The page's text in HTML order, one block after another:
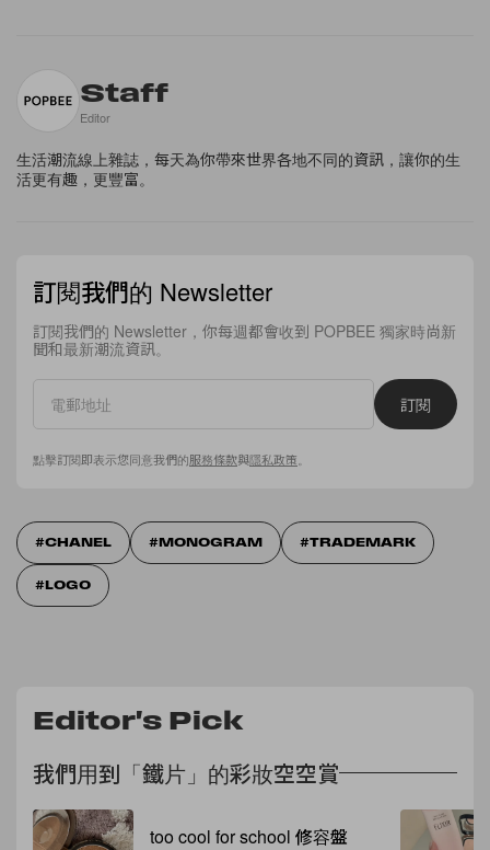
Staff
Editor
生活潮流線上雜誌，每天為你帶來世界各地不同的資訊，讓你的生
活更有趣，更豐富。
訂閱我們的 Newsletter
訂閱我們的 Newsletter，你每週都會收到 POPBEE 獨家時尚新
聞和最新潮流資訊。
訂閱
點擊訂閱即表示您同意我們的服務條款與隱私政策
CHANEL MONOGRAM TRADEMARK
LOGO
Editor's Pick
我們用到「鐵片」的彩妝空空賞
too cool for school 修容盤